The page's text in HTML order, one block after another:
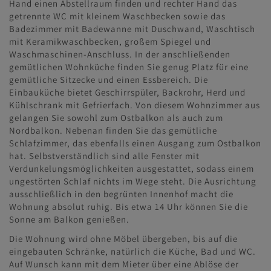
Hand einen Abstellraum finden und rechter Hand das
getrennte WC mit kleinem Waschbecken sowie das
Badezimmer mit Badewanne mit Duschwand, Waschtisch
mit Keramikwaschbecken, großem Spiegel und
Waschmaschinen-Anschluss. In der anschließenden
gemütlichen Wohnküche finden Sie genug Platz für eine
gemütliche Sitzecke und einen Essbereich. Die
Einbauküche bietet Geschirrspüler, Backrohr, Herd und
Kühlschrank mit Gefrierfach. Von diesem Wohnzimmer aus
gelangen Sie sowohl zum Ostbalkon als auch zum
Nordbalkon. Nebenan finden Sie das gemütliche
Schlafzimmer, das ebenfalls einen Ausgang zum Ostbalkon
hat. Selbstverständlich sind alle Fenster mit
Verdunkelungsmöglichkeiten ausgestattet, sodass einem
ungestörten Schlaf nichts im Wege steht. Die Ausrichtung
ausschließlich in den begrünten Innenhof macht die
Wohnung absolut ruhig. Bis etwa 14 Uhr können Sie die
Sonne am Balkon genießen.
Die Wohnung wird ohne Möbel übergeben, bis auf die
eingebauten Schränke, natürlich die Küche, Bad und WC.
Auf Wunsch kann mit dem Mieter über eine Ablöse der